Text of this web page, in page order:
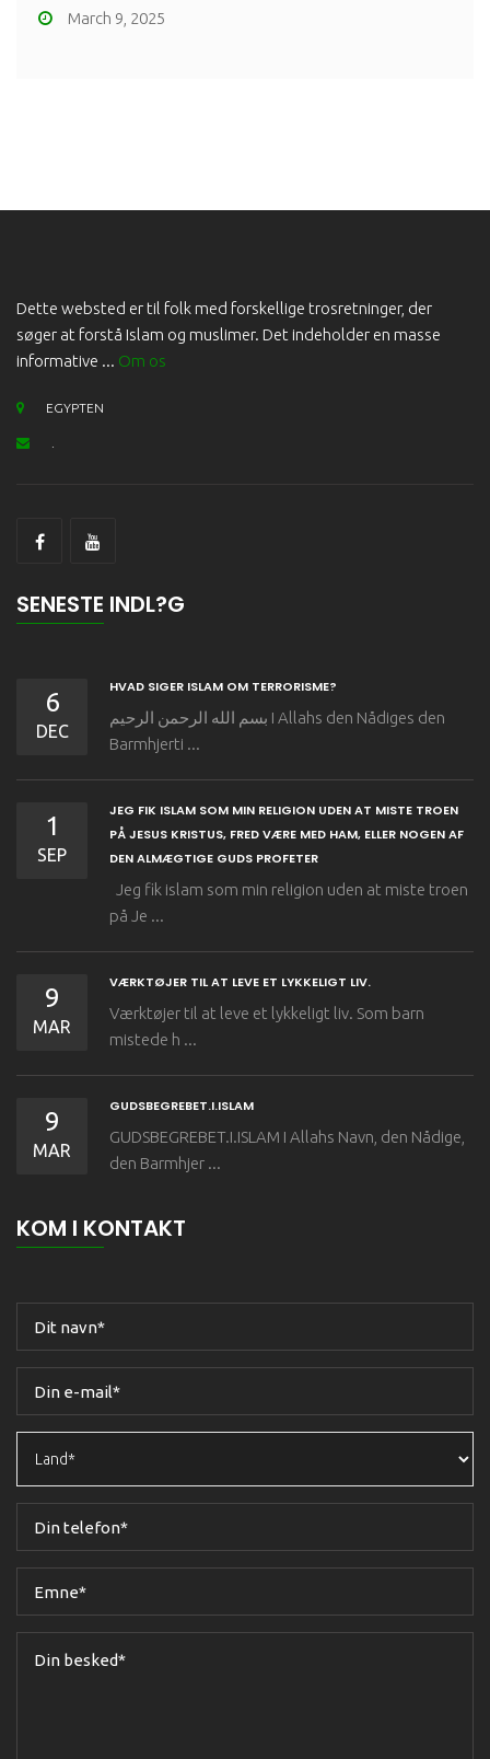
March 9, 2025
Dette websted er til folk med forskellige trosretninger, der
søger at forstå Islam og muslimer. Det indeholder en masse
informative ... Om os
EGYPTEN
SENESTE INDL?G
6
DEC
HVAD SIGER ISLAM OM TERRORISME?
بسم الله الرحمن الرحيم I Allahs den Nådiges den
Barmhjerti ...
1
SEP
JEG FIK ISLAM SOM MIN RELIGION UDEN AT MISTE TROEN
PÅ JESUS KRISTUS, FRED VÆRE MED HAM, ELLER NOGEN AF
DEN ALMÆGTIGE GUDS PROFETER
Jeg fik islam som min religion uden at miste troen
på Je ...
9
MAR
VÆRKTØJER TIL AT LEVE ET LYKKELIGT LIV.
Værktøjer til at leve et lykkeligt liv. Som barn
mistede h ...
9
MAR
GUDSBEGREBET.I.ISLAM
GUDSBEGREBET.I.ISLAM I Allahs Navn, den Nådige,
den Barmhjer ...
KOM I KONTAKT